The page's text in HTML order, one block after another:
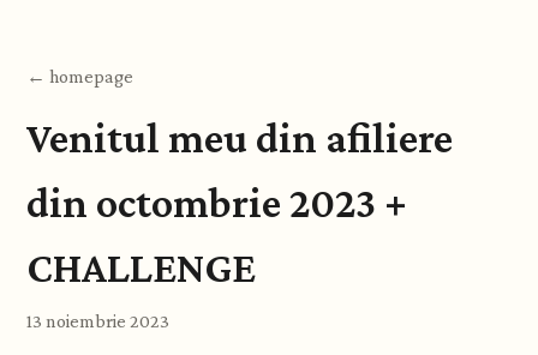
← homepage
Venitul meu din afiliere
din octombrie 2023 +
CHALLENGE
13 noiembrie 2023